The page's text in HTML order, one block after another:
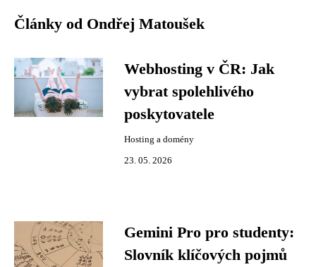
Články od Ondřej Matoušek
Webhosting v ČR: Jak
vybrat spolehlivého
poskytovatele
Hosting a domény
23. 05. 2026
Gemini Pro pro studenty:
Slovník klíčových pojmů